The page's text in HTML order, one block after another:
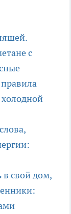
с
в свой дом,